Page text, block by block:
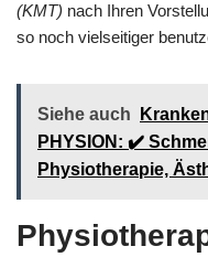
(KMT) nach Ihren
so noch vielseitiger
Siehe auch
PHYSION: ✔️
Physiotherapie,